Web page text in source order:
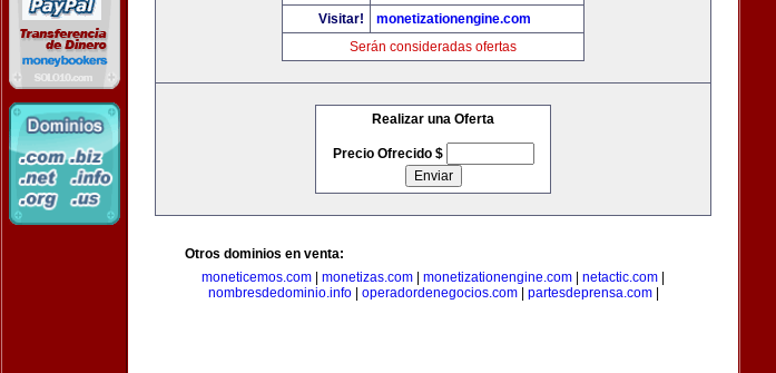
Visitar!
monetizationengine.com
Serán consideradas ofertas
Realizar una Oferta
Precio Ofrecido $
Otros dominios en venta:
moneticemos.com
monetizas.com monetizationengine.com netactic.com
nombresdedominio.info| operadordenegocios.com| partesdeprensa.com|